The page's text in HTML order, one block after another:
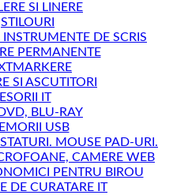
SI LINERE
STILOURI
DE SCRIS
PERMANENTE
SI ASCUTITORI
IT
BLU-RAY
USB
MOUSE PAD-URI.
CAMERE WEB
PENTRU BIROU
DE CURATARE IT